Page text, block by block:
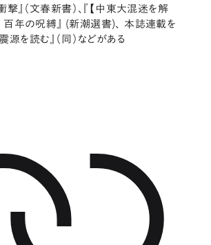
撃』（文春新書）、『【中東大混迷を解
百年の呪縛』 (新潮選書)、 本誌連載を
源を読む』（同）などがある